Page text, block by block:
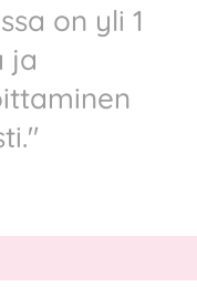
on yli 1
ja